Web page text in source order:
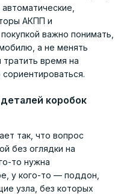
АКПП и
важно понимать,
а не менять
тратить время на
коробок
так, что вопрос
без оглядки на
то нужна
у кого-то — поддон,
узла, без которых